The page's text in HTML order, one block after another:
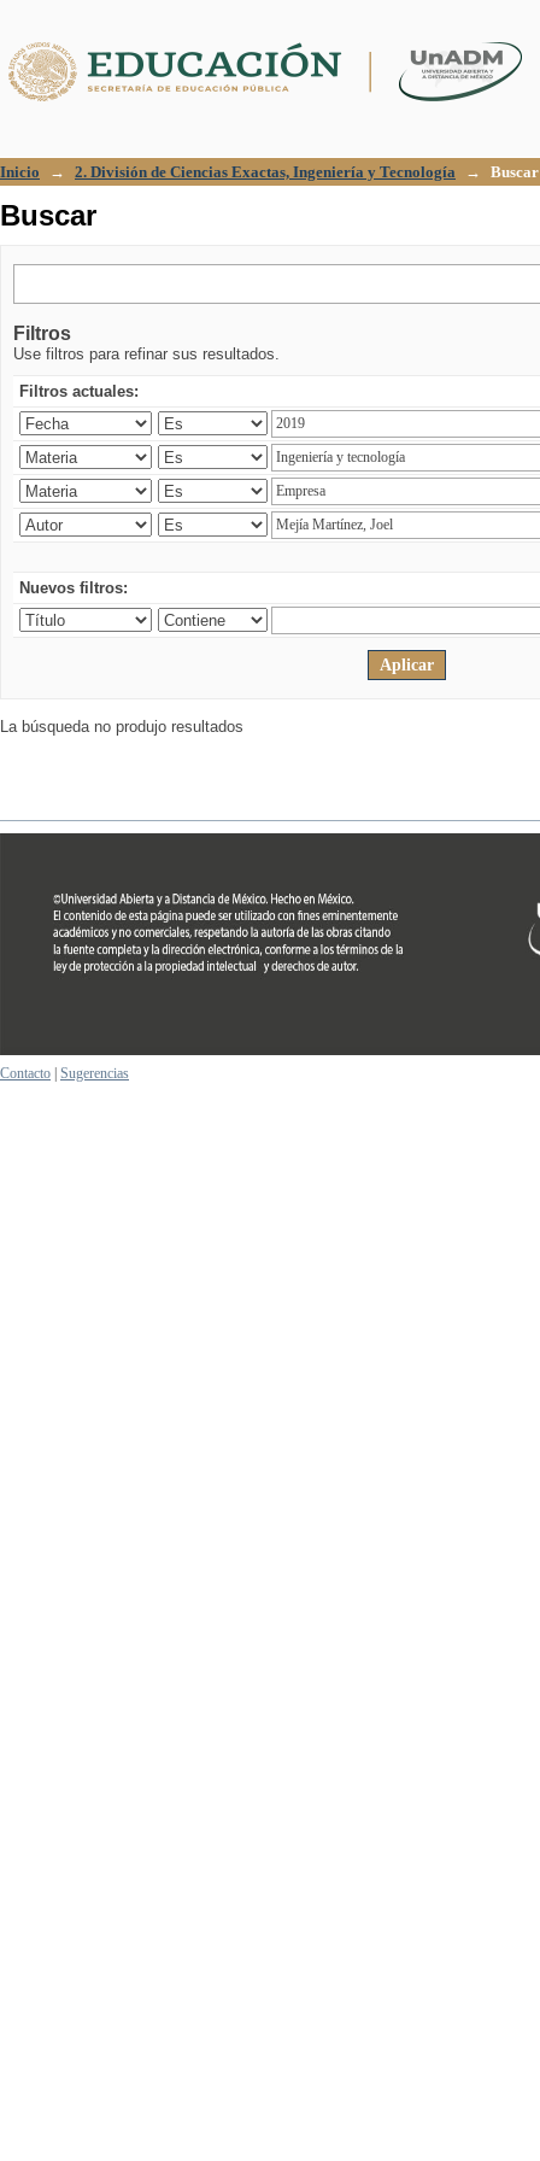
Inicio → 2. División de Ciencias Exactas, Ingeniería y Tecnología → Buscar
Buscar
Filtros
Use filtros para refinar sus resultados.
Filtros actuales:
Nuevos filtros:
La búsqueda no produjo resultados
Contacto Sugerencias